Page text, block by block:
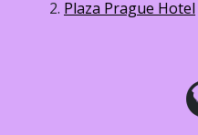
Plaza Prague Hotel